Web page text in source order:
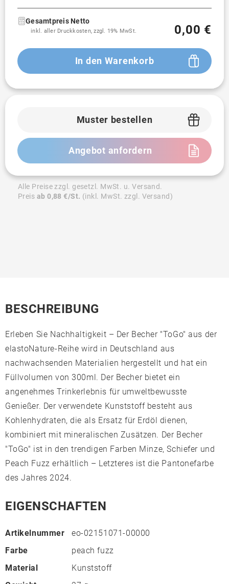
Gesamtpreis Netto
inkl. aller Druckkosten, zzgl. 19% MwSt. 0,00 €
In den Warenkorb
Muster bestellen
Angebot anfordern
Alle Preise zzgl. gesetzl. MwSt. u. Versand.
Preis ab 0,88 €/St. (inkl. MwSt. zzgl. Versand)
BESCHREIBUNG
Erleben Sie Nachhaltigkeit – Der Becher "ToGo" aus der
elastoNature-Reihe wird in Deutschland aus
nachwachsenden Materialien hergestellt und hat ein
Füllvolumen von 300ml. Der Becher bietet ein
angenehmes Trinkerlebnis für umweltbewusste
Genießer. Der verwendete Kunststoff besteht aus
Kohlenhydraten, die als Ersatz für Erdöl dienen,
kombiniert mit mineralischen Zusätzen. Der Becher
"ToGo" ist in den trendigen Farben Minze, Schiefer und
Peach Fuzz erhältlich – Letzteres ist die Pantonefarbe
des Jahres 2024.
EIGENSCHAFTEN
Artikelnummer
eo-02151071-00000
Farbe
peach fuzz
Material
Kunststoff